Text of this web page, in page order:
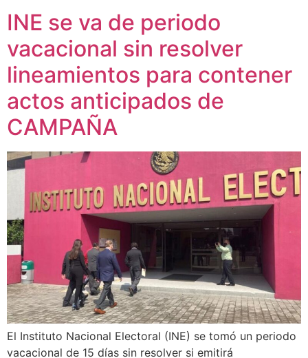
INE se va de periodo
vacacional sin resolver
lineamientos para contener
actos anticipados de
CAMPAÑA
El Instituto Nacional Electoral (INE) se tomó un periodo
vacacional de 15 días sin resolver si emitirá